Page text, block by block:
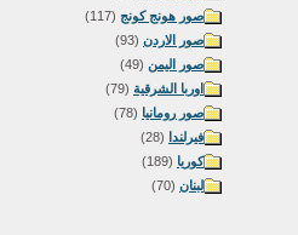
صور هونج كونج (117)
صور الاردن (93)
صور اليمن (49)
اوربا الشرقية (79)
صور رومانيا (78)
فيرلندا (28)
كوريا (189)
لبنان (70)